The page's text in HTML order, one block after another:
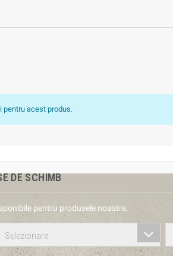
pentru acest produs.
DE SCHIMB
pentru produsele noastre.
Selezionare